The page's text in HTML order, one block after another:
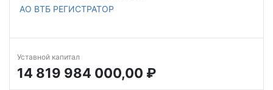
АО ВТБ РЕГИСТРАТОР
Уставной капитал
14 819 984 000,00 ₽